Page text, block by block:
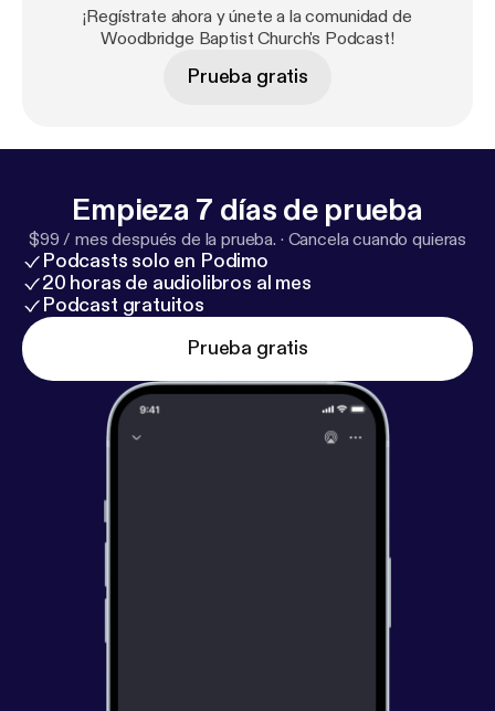
¡Regístrate ahora y únete a la comunidad de
Woodbridge Baptist Church's Podcast!
Prueba gratis
Empieza 7 días de prueba
$99 / mes después de la prueba. · Cancela cuando quieras
Podcasts solo en Podimo
20 horas de audiolibros al mes
Podcast gratuitos
Prueba gratis